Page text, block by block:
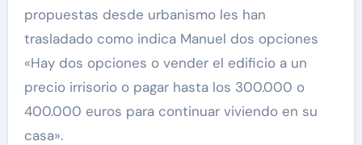
propuestas desde urbanismo les han
trasladado como indica Manuel dos opciones
«Hay dos opciones o vender el edificio a un
precio irrisorio o pagar hasta los 300.000 o
400.000 euros para continuar viviendo en su
casa».